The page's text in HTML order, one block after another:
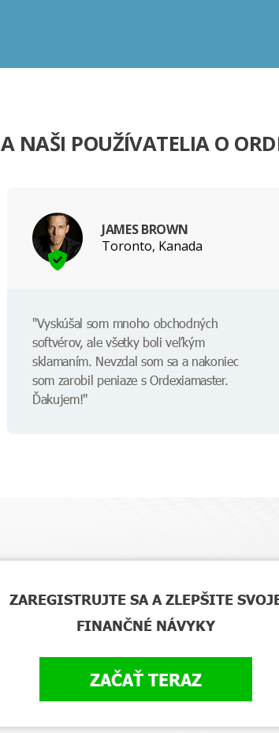
NAŠI POUŽÍVATELIA O
JAMES BROWN
Toronto, Kanada
"Vyskúšal som mnoho obchodných
softvérov, ale všetky boli veľkým
sklamaním. Nevzdal som sa a nakoniec
som zarobil peniaze s Ordexiamaster.
Ďakujem!"
ZAREGISTRUJTE SA A ZLEPŠITE
FINANČNÉ NÁVYKY
ZAČAŤ TERAZ